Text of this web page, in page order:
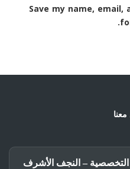
Save my name,
التخصصية – النجف الأشرف